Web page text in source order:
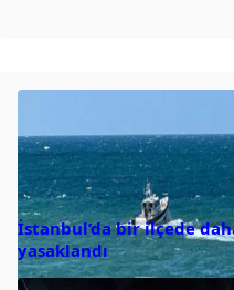
İstanbul’da bir ilçede
yasaklandı